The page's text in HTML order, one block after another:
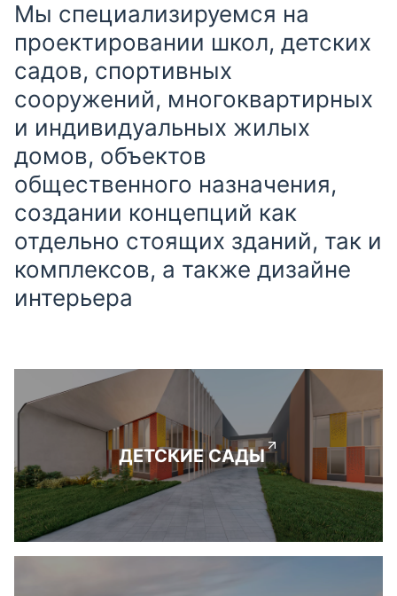
Мы специализируемся на
проектировании школ, детских
садов, спортивных
сооружений, многоквартирных
и индивидуальных жилых
домов, объектов
общественного назначения,
создании концепций как
отдельно стоящих зданий, так и
комплексов, а также дизайне
интерьера
ДЕТСКИЕ САДЫ